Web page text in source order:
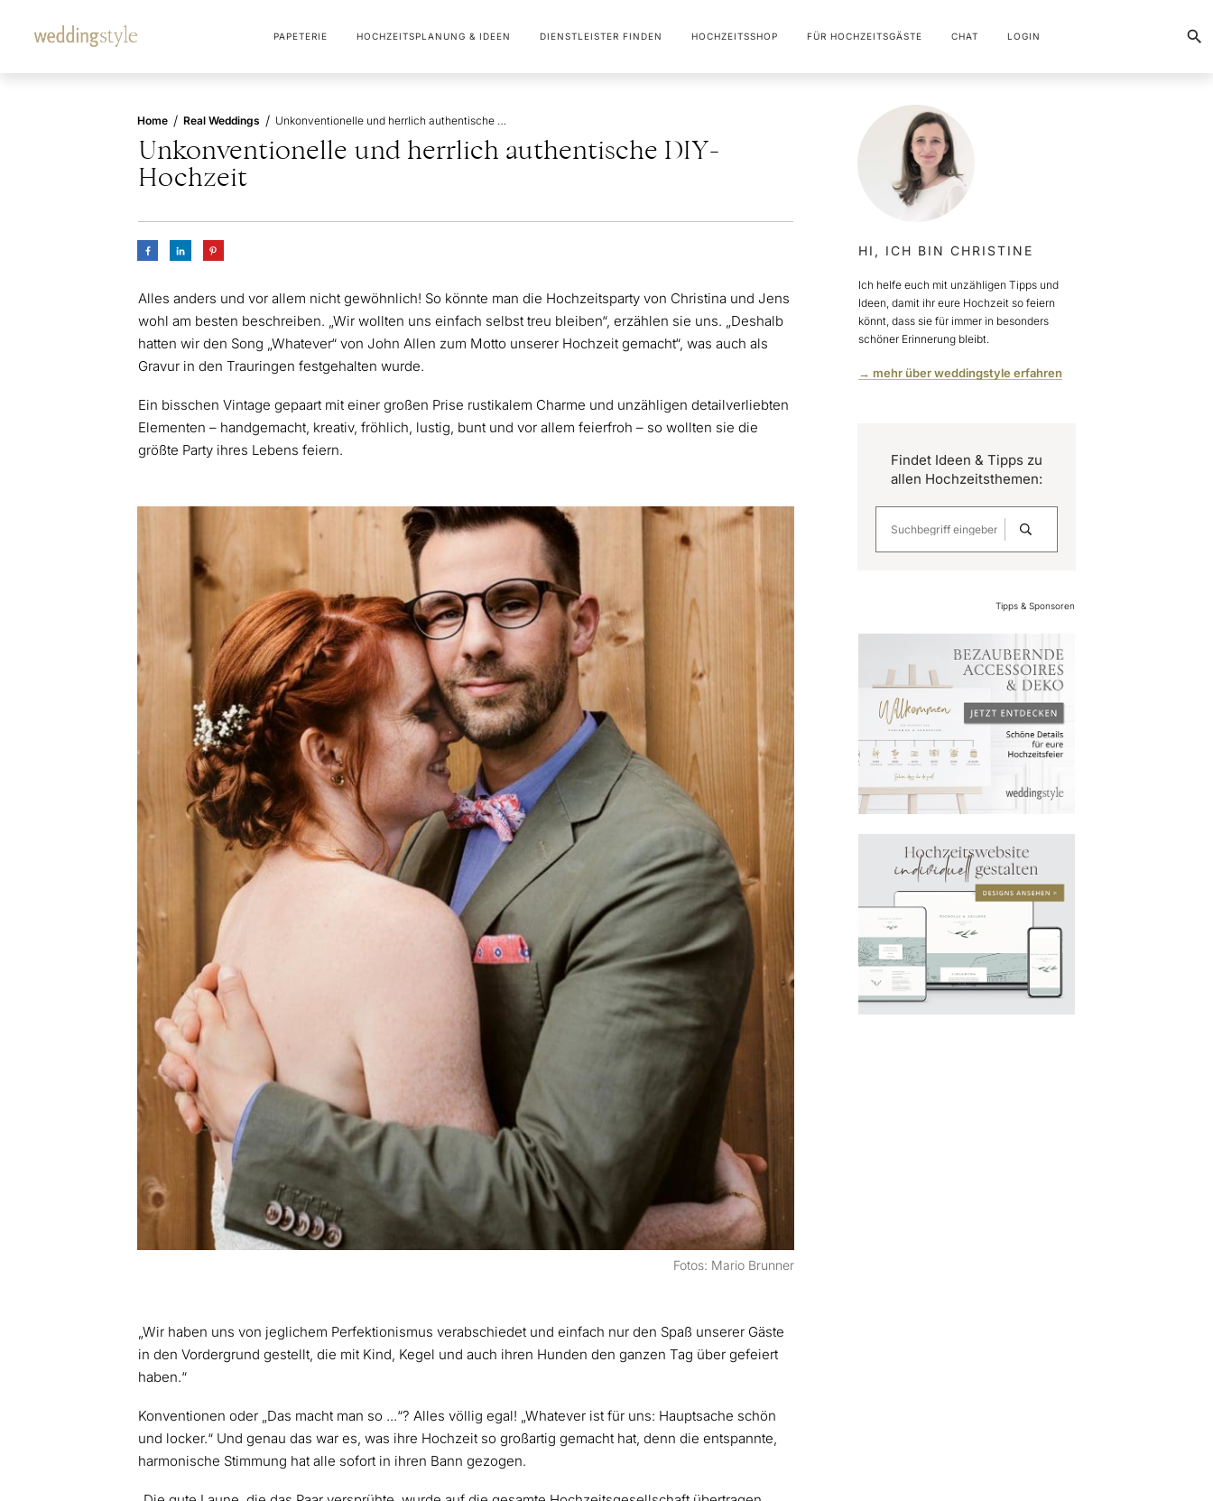
PAPETERIE HOCHZEITSPLANUNG & IDEEN DIENSTLEISTER FINDEN HOCHZEITSSHOP FÜR HOCHZEITSGÄSTE CHAT LOGIN
Home / Real Weddings / Unkonventionelle und herrlich authentische DIY-Hochzeit
Unkonventionelle und herrlich authentische DIY-
Hochzeit
Alles anders und vor allem nicht gewöhnlich! So könnte man die Hochzeitsparty von Christina und Jens
wohl am besten beschreiben. „Wir wollten uns einfach selbst treu bleiben“, erzählen sie uns. „Deshalb
hatten wir den Song „Whatever“ von John Allen zum Motto unserer Hochzeit gemacht“, was auch als
Gravur in den Trauringen festgehalten wurde.
Ein bisschen Vintage gepaart mit einer großen Prise rustikalem Charme und unzähligen detailverliebten
Elementen – handgemacht, kreativ, fröhlich, lustig, bunt und vor allem feierfroh – so wollten sie die
größte Party ihres Lebens feiern.
Fotos: Mario Brunner
„Wir haben uns von jeglichem Perfektionismus verabschiedet und einfach nur den Spaß unserer Gäste
in den Vordergrund gestellt, die mit Kind, Kegel und auch ihren Hunden den ganzen Tag über gefeiert
haben.“
Konventionen oder „Das macht man so ...“? Alles völlig egal! „Whatever ist für uns: Hauptsache schön
und locker.“ Und genau das war es, was ihre Hochzeit so großartig gemacht hat, denn die entspannte,
harmonische Stimmung hat alle sofort in ihren Bann gezogen.
HI, ICH BIN CHRISTINE
Ich helfe euch mit unzähligen Tipps und
Ideen, damit ihr eure Hochzeit so feiern
könnt, dass sie für immer in besonders
schöner Erinnerung bleibt.
→ mehr über weddingstyle erfahren
Findet Ideen & Tipps zu
allen Hochzeitsthemen:
Tipps & Sponsoren